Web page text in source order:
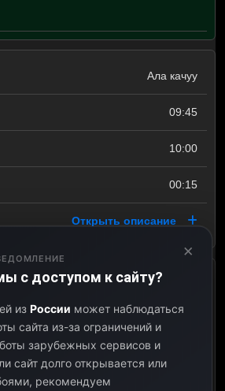
Ала качуу
09:45
10:00
00:15
Открыть описание
Зверопой 2
×
с доступом к сайту?
из России может наблюдаться
сайта из-за ограничений и
зарубежных сервисов и
сайт долго открывается или
рекомендуем